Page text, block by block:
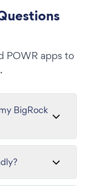
POWR apps to
BigRock